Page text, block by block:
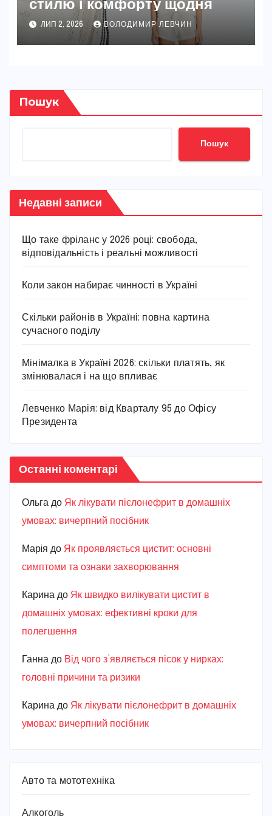
ЛИП 2, 2026 ВОЛОДИМИР ЛЕВЧИН
Пошук
Пошук
Недавні записи
Що таке фріланс у 2026 році: свобода,
відповідальність і реальні можливості
Коли закон набирає чинності в Україні
Скільки районів в Україні: повна картина
сучасного поділу
Мінімалка в Україні 2026: скільки платять, як
змінювалася і на що впливає
Левченко Марія: від Кварталу 95 до Офісу
Президента
Останні коментарі
Ольга до Як лікувати пієлонефрит в домашніх
умовах: вичерпний посібник
Марiя до Як проявляється цистит: основні
симптоми та ознаки захворювання
Карина до Як швидко вилікувати цистит в
домашніх умовах: ефективні кроки для
полегшення
Ганна до Від чого з’являється пісок у нирках:
головні причини та ризики
Карина до Як лікувати пієлонефрит в домашніх
умовах: вичерпний посібник
Авто та мототехніка
Алкоголь